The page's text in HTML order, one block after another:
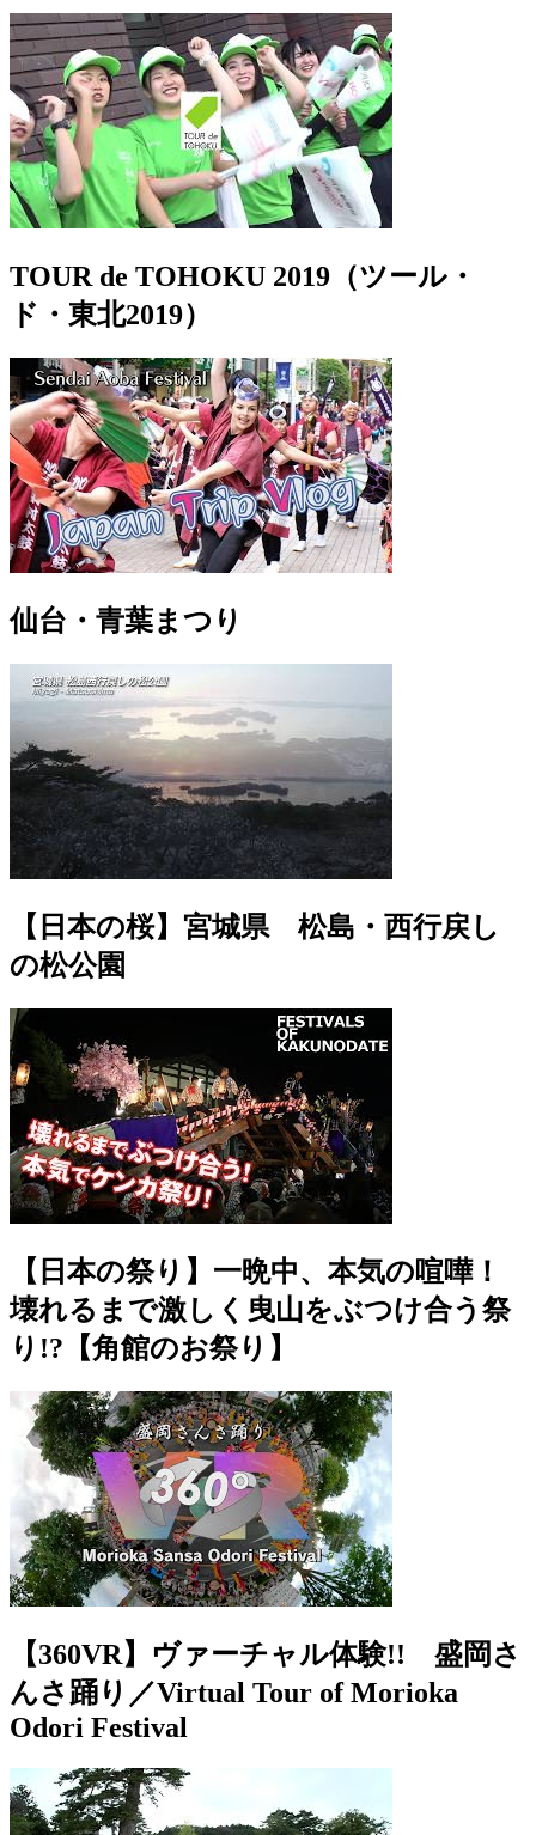
TOUR de TOHOKU 2019（ツール・
ド・東北2019）
仙台・青葉まつり
【日本の桜】宮城県 松島・西行戻し
の松公園
【日本の祭り】一晩中、本気の喧嘩！
壊れるまで激しく曳山をぶつけ合う祭
り!?【角館のお祭り】
【360VR】ヴァーチャル体験!! 盛岡さ
んさ踊り／Virtual Tour of Morioka
Odori Festival